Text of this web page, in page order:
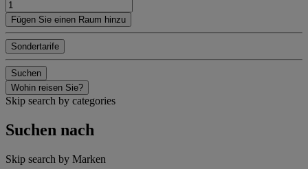
Fügen Sie einen Raum hinzu
Sondertarife
Suchen
Wohin reisen Sie?
Skip search by categories
Suchen nach
Skip search by Marken